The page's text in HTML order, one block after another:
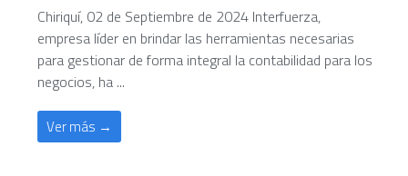
Chiriquí, 02 de Septiembre de 2024 Interfuerza,
empresa líder en brindar las herramientas necesarias
para gestionar de forma integral la contabilidad para los
negocios, ha ...
Ver más →